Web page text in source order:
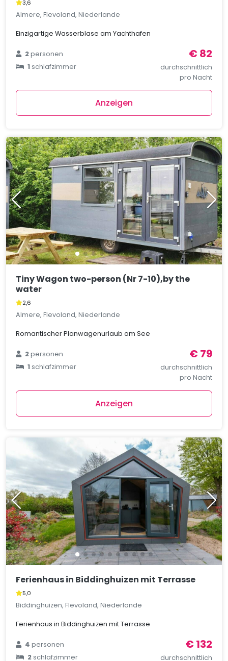
3,6
Almere, Flevoland, Niederlande
Einzigartige Wasserblase am Yachthafen
2personen
1schlafzimmer
€ 82
durchschnittlich
pro Nacht
Anzeigen
Tiny Wagon two-person (Nr 7-10),by the
water
2,6
Almere, Flevoland, Niederlande
Romantischer Planwagenurlaub am See
2personen
1schlafzimmer
€ 79
durchschnittlich
pro Nacht
Anzeigen
Ferienhaus in Biddinghuizen mit Terrasse
5,0
Biddinghuizen, Flevoland, Niederlande
Ferienhaus in Biddinghuizen mit Terrasse
4personen
2schlafzimmer
€ 132
durchschnittlich